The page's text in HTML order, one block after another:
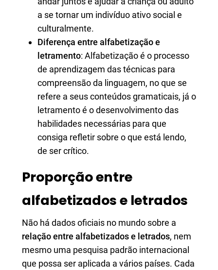
a se tornar um indivíduo ativo social e
culturalmente.
Diferença entre alfabetização e
letramento: Alfabetização é o processo
de aprendizagem das técnicas para
compreensão da linguagem, no que se
refere a seus conteúdos gramaticais, já o
letramento é o desenvolvimento das
habilidades necessárias para que
consiga refletir sobre o que está lendo,
de ser crítico.
Proporção entre
alfabetizados e letrados
Não há dados oficiais no mundo sobre a
relação entre alfabetizados e letrados, nem
mesmo uma pesquisa padrão internacional
que possa ser aplicada a vários países. Cada